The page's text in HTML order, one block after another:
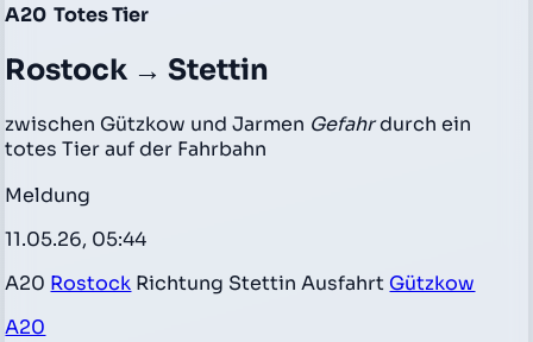
A20 Totes Tier
Rostock → Stettin
zwischen Gützkow und Jarmen Gefahrdurch ein
totes Tier auf der Fahrbahn
Meldung
11.05.26, 05:44
A20 Rostock Richtung Stettin Ausfahrt Gützkow
A20